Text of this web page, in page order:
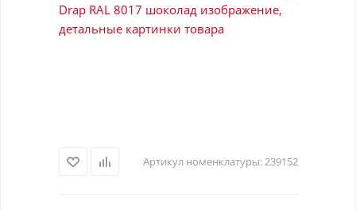
Артикул номенклатуры:239152